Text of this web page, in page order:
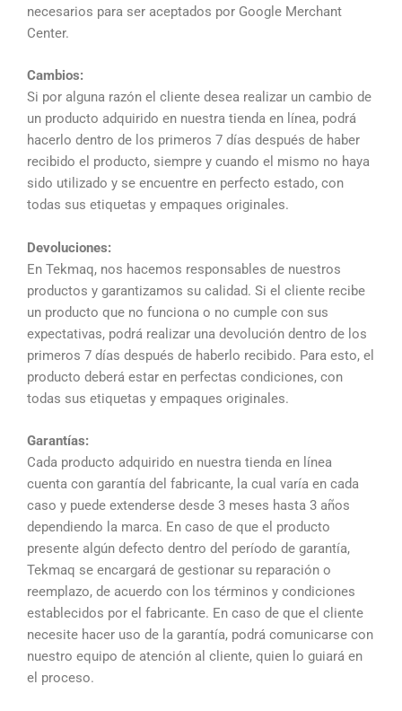
necesarios para ser aceptados por Google Merchant
Center.
Cambios:
Si por alguna razón el cliente desea realizar un cambio de
un producto adquirido en nuestra tienda en línea, podrá
hacerlo dentro de los primeros 7 días después de haber
recibido el producto, siempre y cuando el mismo no haya
sido utilizado y se encuentre en perfecto estado, con
todas sus etiquetas y empaques originales.
Devoluciones:
En Tekmaq, nos hacemos responsables de nuestros
productos y garantizamos su calidad. Si el cliente recibe
un producto que no funciona o no cumple con sus
expectativas, podrá realizar una devolución dentro de los
primeros 7 días después de haberlo recibido. Para esto, el
producto deberá estar en perfectas condiciones, con
todas sus etiquetas y empaques originales.
Garantías:
Cada producto adquirido en nuestra tienda en línea
cuenta con garantía del fabricante, la cual varía en cada
caso y puede extenderse desde 3 meses hasta 3 años
dependiendo la marca. En caso de que el producto
presente algún defecto dentro del período de garantía,
Tekmaq se encargará de gestionar su reparación o
reemplazo, de acuerdo con los términos y condiciones
establecidos por el fabricante. En caso de que el cliente
necesite hacer uso de la garantía, podrá comunicarse con
nuestro equipo de atención al cliente, quien lo guiará en
el proceso.